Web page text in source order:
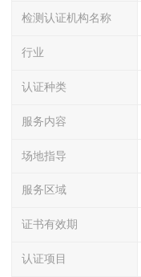
检测认证机构名称
行业
认证种类
服务内容
场地指导
服务区域
证书有效期
认证项目